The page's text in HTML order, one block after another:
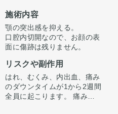
方一人一人の状態をふまえ
て、治療法をご提案します。
施術内容
顎の突出感を抑える。
口腔内切開なので、お顔の表
面に傷跡は残りません。
リスクや副作用
はれ、むくみ、内出血、痛み
のダウンタイムが1から2週間
全員に起こります。 痛みは3